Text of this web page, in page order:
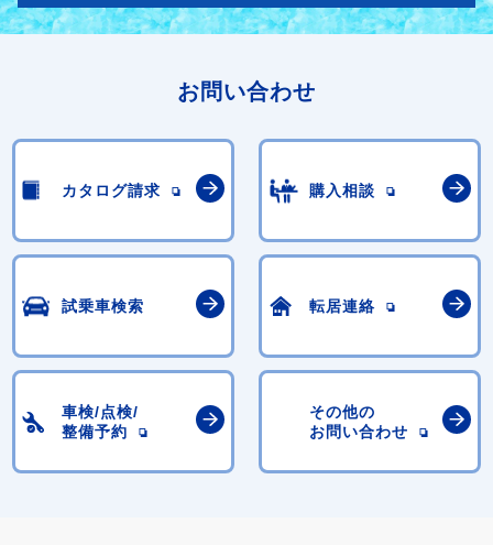
お問い合わせ
カタログ請求 購入相談
試乗車検索 転居連絡
車検/点検/
整備予約
その他の
お問い合わせ